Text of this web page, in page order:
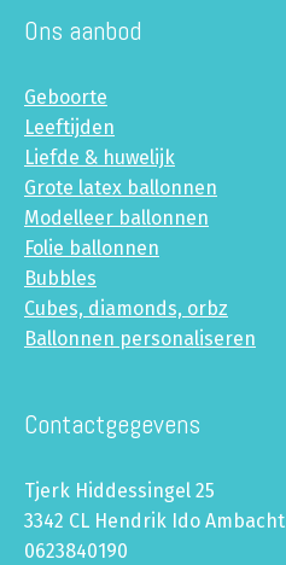
Ons aanbod
Geboorte
Leeftijden
Liefde & huwelijk
Grote latex ballonnen
Modelleer ballonnen
Folie ballonnen
Bubbles
Cubes, diamonds, orbz
Ballonnen personaliseren
Contactgegevens
Tjerk Hiddessingel 25
3342 CL Hendrik Ido Ambacht
0623840190